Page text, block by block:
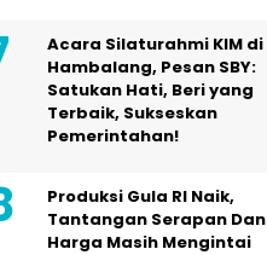
Acara Silaturahmi KIM di
Hambalang, Pesan SBY:
Satukan Hati, Beri yang
Terbaik, Sukseskan
Pemerintahan!
Produksi Gula RI Naik,
Tantangan Serapan Dan
Harga Masih Mengintai